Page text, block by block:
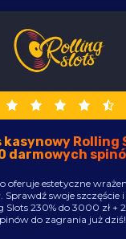
kasynowy Rolling
darmowych
oferuje estetyczne
swoje szczęście
Slots 230% do 3000 zł +
do zagrania już dziś!